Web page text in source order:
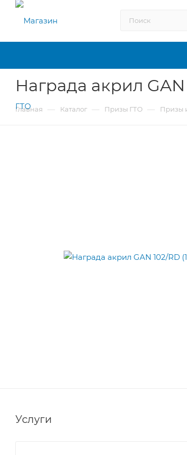
Награда акрил GAN
Главная — Каталог — Призы ГТО — Призы
Услуги